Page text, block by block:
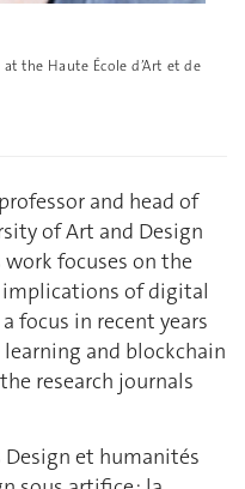
the Haute École d’Art et de
and head of
of Art and Design
work focuses on the
of digital
focus in recent years
and blockchain
research journals
et humanités